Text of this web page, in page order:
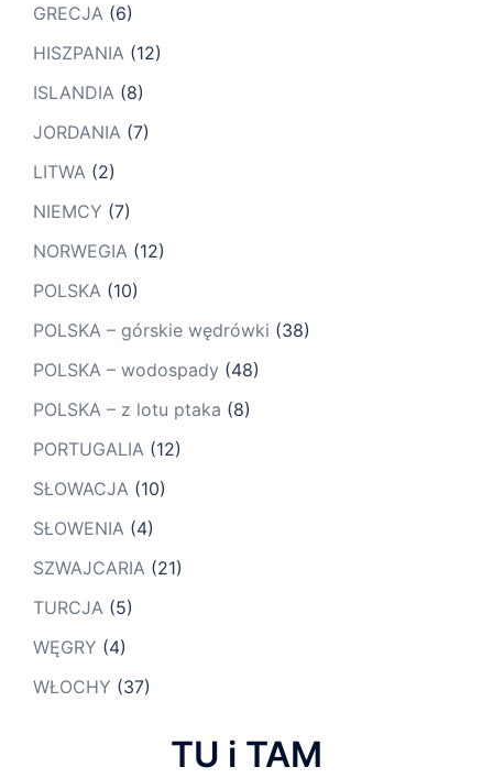
GRECJA (6)
HISZPANIA (12)
ISLANDIA (8)
JORDANIA (7)
LITWA (2)
NIEMCY (7)
NORWEGIA (12)
POLSKA (10)
POLSKA – górskie wędrówki (38)
POLSKA – wodospady (48)
POLSKA – z lotu ptaka (8)
PORTUGALIA (12)
SŁOWACJA (10)
SŁOWENIA (4)
SZWAJCARIA (21)
TURCJA (5)
WĘGRY (4)
WŁOCHY (37)
TU i TAM